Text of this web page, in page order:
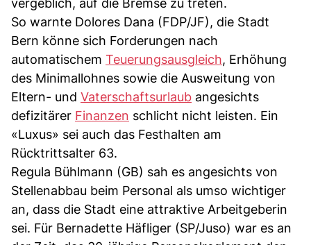
vergeblich, auf die Bremse zu treten.
So warnte Dolores Dana (FDP/JF), die Stadt
Bern könne sich Forderungen nach
automatischem Teuerungsausgleich, Erhöhung
des Minimallohnes sowie die Ausweitung von
Eltern- und Vaterschaftsurlaub angesichts
defizitärer Finanzen schlicht nicht leisten. Ein
«Luxus» sei auch das Festhalten am
Rücktrittsalter 63.
Regula Bühlmann (GB) sah es angesichts von
Stellenabbau beim Personal als umso wichtiger
an, dass die Stadt eine attraktive Arbeitgeberin
sei. Für Bernadette Häfliger (SP/Juso) war es an